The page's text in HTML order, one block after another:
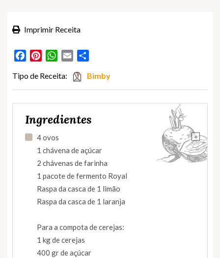
Imprimir Receita
FacebookPinterestWhatsApp
Email
Tipo de Receita: Bimby
Ingredientes
+
4 ovos
1 chávena de açúcar
2 chávenas de farinha
1 pacote de fermento Royal
Raspa da casca de 1 limão
Raspa da casca de 1 laranja
Para a compota de cerejas:
1 kg de cerejas
400 gr de açúcar